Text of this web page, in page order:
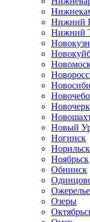
Нижний
Нижний
Новый
Ногинск
Норильск
Ноябрьск
Обнинск
Ожерелье
Озеры